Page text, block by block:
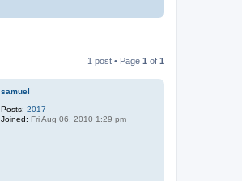
1 post • Page 1 of 1
samuel
Posts: 2017
Joined: Fri Aug 06, 2010 1:29 pm